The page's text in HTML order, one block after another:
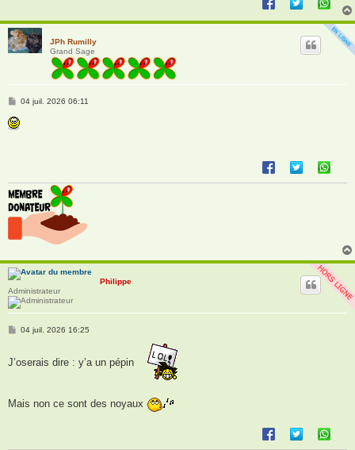
JPh Rumilly
Grand Sage
M
s
s
04 juil. 2026 06:11
Philippe
Administrateur
M
a
04 juil. 2026 16:25
J’oserais dire : y’a un pépin
Mais non ce sont des noyaux